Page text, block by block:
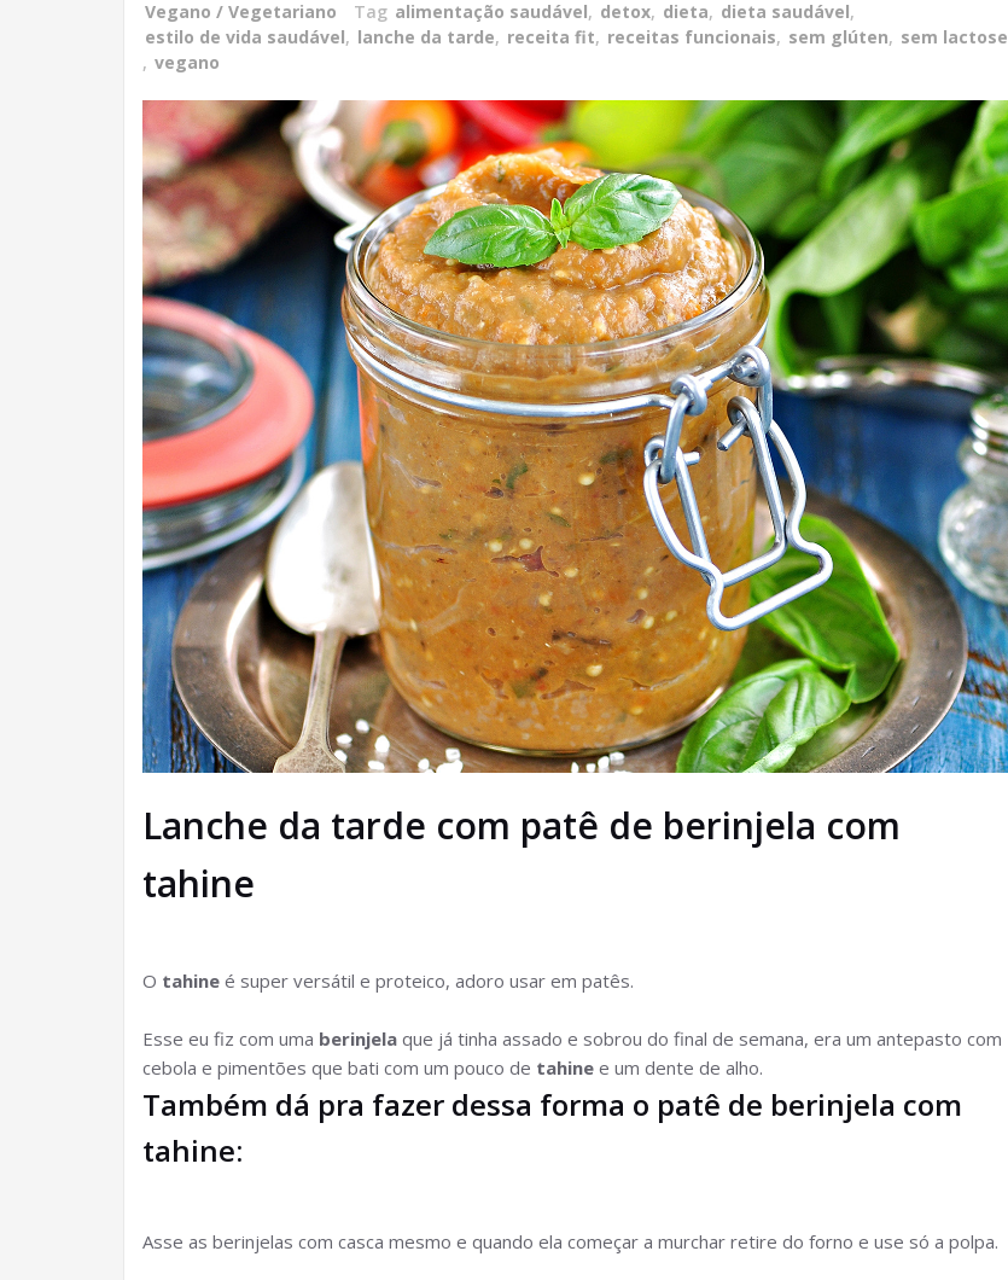
Vegano / Vegetariano
Tag alimentação saudável, detox, dieta, dieta saudável,
estilo de vida saudável, lanche da tarde, receita fit, receitas funcionais, sem glúten, sem lactose
, vegano
Lanche da tarde com patê de berinjela com
tahine
O tahine é super versátil e proteico, adoro usar em patês.
Esse eu fiz com uma berinjela que já tinha assado e sobrou do final de semana, era um antepasto com
cebola e pimentões que bati com um pouco de tahine e um dente de alho.
Também dá pra fazer dessa forma o patê de berinjela com
tahine:
Asse as berinjelas com casca mesmo e quando ela começar a murchar retire do forno e use só a polpa.